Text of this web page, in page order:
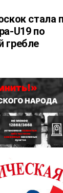
стала
U19 по
гребле